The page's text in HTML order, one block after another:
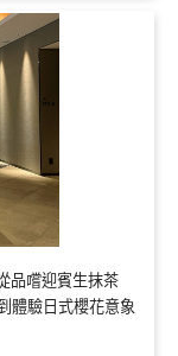
品嚐迎賓生抹茶
體驗日式櫻花意象